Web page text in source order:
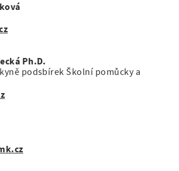
Ph.D.
podsbírek Školní pomůcky a